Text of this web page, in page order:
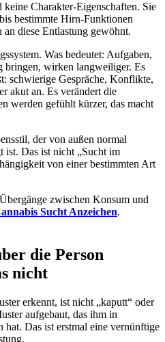
Charakter-Eigenschaften. Sie
bestimmte Hirn-Funktionen
diese Entlastung gewöhnt.
Was bedeutet: Aufgaben,
bringen, wirken langweiliger. Es
schwierige Gespräche, Konflikte,
akut an. Es verändert die
werden gefühlt kürzer, das macht
der von außen normal
ist. Das ist nicht „Sucht im
von einer bestimmten Art
zwischen Konsum und
Sucht Anzeichen.
die Person
nicht
erkennt, ist nicht „kaputt“ oder
aufgebaut, das ihm in
hat. Das ist erstmal eine vernünftige